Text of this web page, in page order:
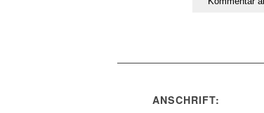
ANSCHRIFT: